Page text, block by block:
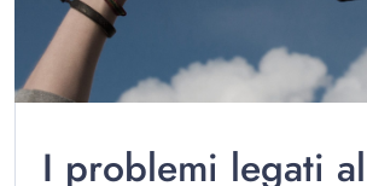
I problemi legati